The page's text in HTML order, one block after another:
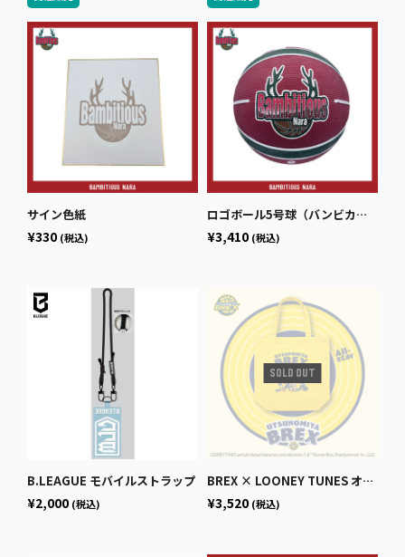
サイン色紙
¥330 (税込)
ロゴボール5号球（バンビカラー）
¥3,410 (税込)
B.LEAGUE モバイルストラップ
¥2,000 (税込)
BREX × LOONEY TUNES オールスタートート
¥3,520 (税込)